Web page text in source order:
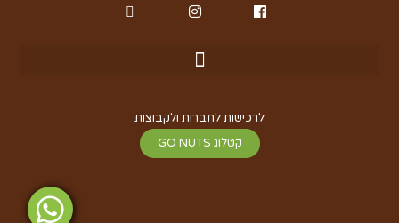
לרכישות לחברות ולקבוצות
קטלוג GO NUTS